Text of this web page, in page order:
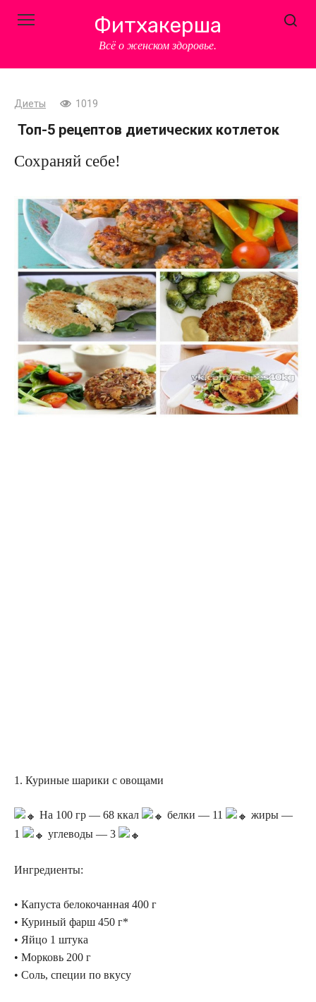
Фитхакерша
Всё о женском здоровье.
Диеты 1019
Топ-5 рецептов диетических котлеток
Сохраняй себе!
1. Куриные шарики с овощами
На 100 гр — 68 ккал белки — 11
жиры —
1
углеводы — 3
Ингредиенты:
• Капуста белокочанная 400 г
• Куриный фарш 450 г*
• Яйцо 1 штука
• Морковь 200 г
• Соль, специи по вкусу